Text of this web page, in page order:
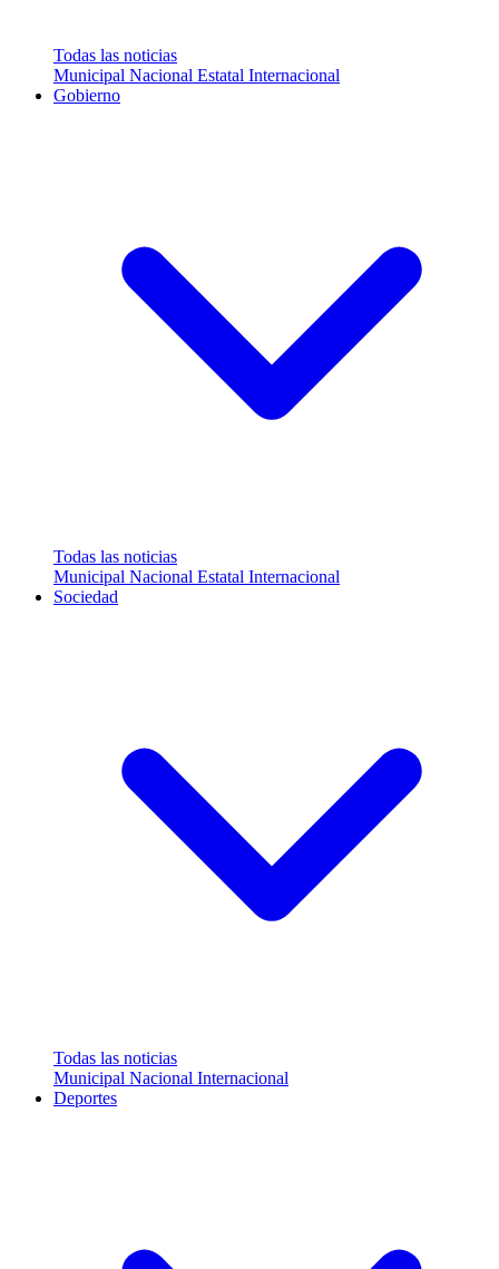
Todas las noticias
Municipal Nacional Estatal Internacional
Gobierno
Todas las noticias
Municipal Nacional Estatal Internacional
Sociedad
Todas las noticias
Municipal Nacional Internacional
Deportes